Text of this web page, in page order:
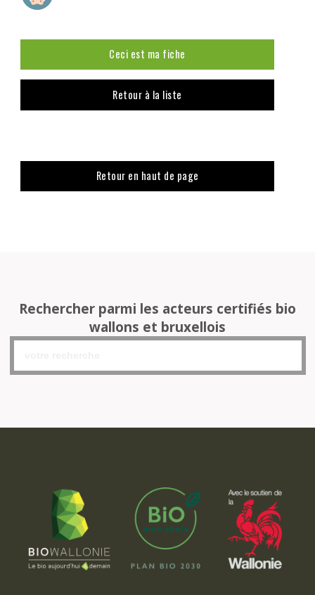
Ceci est ma fiche
Retour à la liste
Retour en haut de page
Rechercher parmi les acteurs certifiés bio
wallons et bruxellois